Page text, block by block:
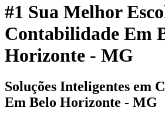
#1 Sua Melhor
Contabilidade Em
Horizonte - MG
Soluções Inteligentes em
Em Belo Horizonte - MG